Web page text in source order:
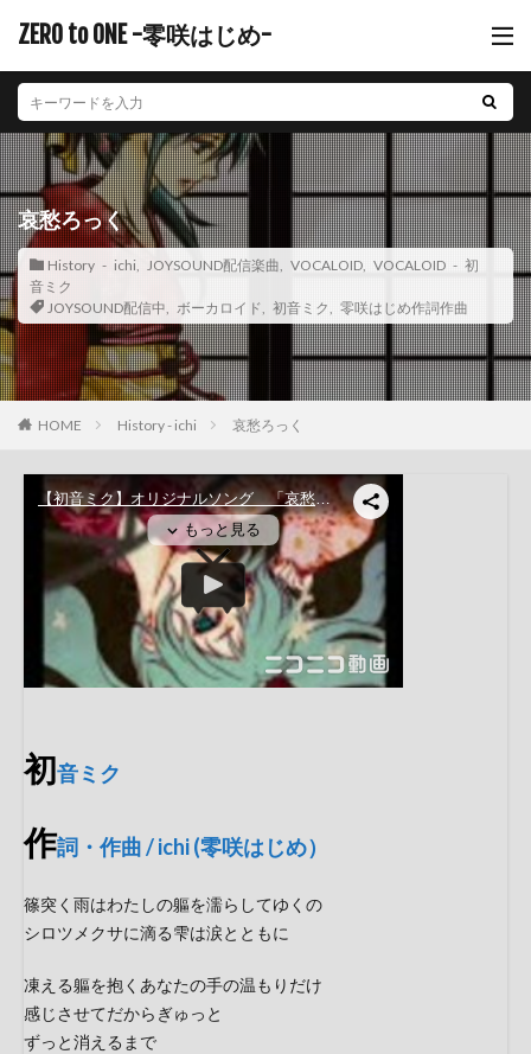
ZERO to ONE -零咲はじめ-
哀愁ろっく
History - ichi JOYSOUND配信楽曲 VOCALOID, VOCALOID - 初
音ミク
JOYSOUND配信中
ボーカロイド 初音ミク 零咲はじめ作詞作曲
HOME History - ichi 哀愁ろっく
初音ミク
作詞・作曲 / ichi (零咲はじめ）
篠突く雨はわたしの軀を濡らしてゆくの
シロツメクサに滴る雫は涙とともに
凍える軀を抱くあなたの手の温もりだけ
感じさせてだからぎゅっと
ずっと消えるまで